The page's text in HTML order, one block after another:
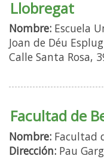
Llobregat
Nombre: Escuela
Joan de Déu
Calle Santa Rosa,
Facultad de
Nombre: Facultad
Dirección: Pau